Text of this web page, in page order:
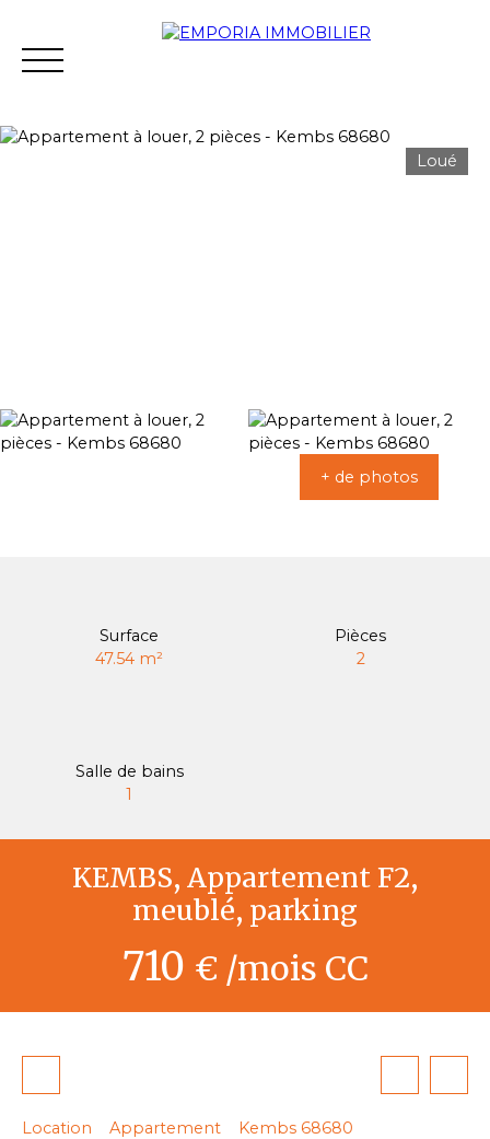
Loué
+ de photos
Surface
47.54 m²
Pièces
2
Salle de bains
1
KEMBS, Appartement F2,
meublé, parking
710 € /mois CC
Location Appartement
Kembs 68680